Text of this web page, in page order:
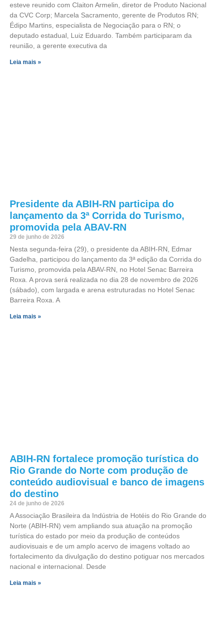
esteve reunido com Claiton Armelin, diretor de Produto Nacional
da CVC Corp; Marcela Sacramento, gerente de Produtos RN;
Édipo Martins, especialista de Negociação para o RN; o
deputado estadual, Luiz Eduardo. Também participaram da
reunião, a gerente executiva da
Leia mais »
Presidente da ABIH-RN participa do
lançamento da 3ª Corrida do Turismo,
promovida pela ABAV-RN
29 de junho de 2026
Nesta segunda-feira (29), o presidente da ABIH-RN, Edmar
Gadelha, participou do lançamento da 3ª edição da Corrida do
Turismo, promovida pela ABAV-RN, no Hotel Senac Barreira
Roxa. A prova será realizada no dia 28 de novembro de 2026
(sábado), com largada e arena estruturadas no Hotel Senac
Barreira Roxa. A
Leia mais »
ABIH-RN fortalece promoção turística do
Rio Grande do Norte com produção de
conteúdo audiovisual e banco de imagens
do destino
24 de junho de 2026
A Associação Brasileira da Indústria de Hotéis do Rio Grande do
Norte (ABIH-RN) vem ampliando sua atuação na promoção
turística do estado por meio da produção de conteúdos
audiovisuais e de um amplo acervo de imagens voltado ao
fortalecimento da divulgação do destino potiguar nos mercados
nacional e internacional. Desde
Leia mais »